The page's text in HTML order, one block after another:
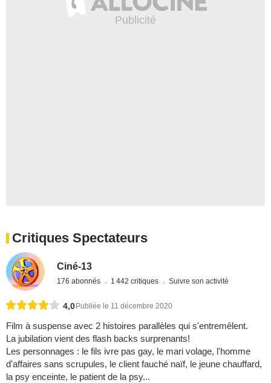
Critiques Spectateurs
Ciné-13
176 abonnés 1 442 critiques Suivre son activité
4,0 Publiée le 11 décembre 2020
Film à suspense avec 2 histoires parallèles qui s'entremêlent.
La jubilation vient des flash backs surprenants!
Les personnages : le fils ivre pas gay, le mari volage, l'homme
d'affaires sans scrupules, le client fauché naïf, le jeune chauffard,
la psy enceinte, le patient de la psy...